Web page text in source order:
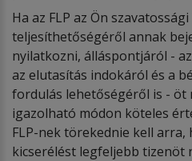
Ha az FLP az Ön
teljesíthetőségéről annak
nyilatkozni, álláspontjáról -
az elutasítás indokáról és a
fordulás lehetőségéről is - öt
igazolható módon köteles
FLP-nek törekednie kell arra,
kicserélést legfeljebb tizenöt